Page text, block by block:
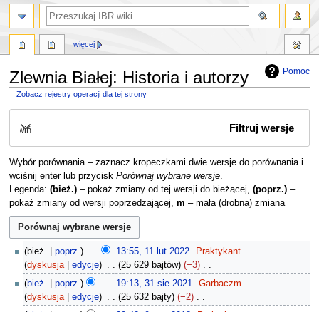
Pomoc
Zlewnia Białej: Historia i autorzy
Zobacz rejestry operacji dla tej strony
Filtruj wersje
Rozwiń
Wybór porównania – zaznacz kropeczkami dwie wersje do porównania i
wciśnij enter lub przycisk Porównaj wybrane wersje.
Legenda: (bież.)– pokaż zmiany od tej wersji do bieżącej, (poprz.)–
pokaż zmiany od wersji poprzedzającej, m – mała (drobna) zmiana
bież. poprz. 13:55, 11 lut 2022
Praktykant
dyskusja
edycje 25 629 bajtów
−3
N
e
bież. poprz. 19:13, 31 sie 2021
Garbaczm
dyskusja
edycje 25 632 bajty
−2
N
więcej
szukaj